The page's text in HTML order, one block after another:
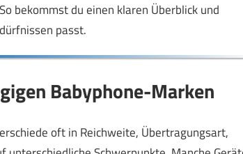
bekommst du einen klaren Überblick und
passt.
Babyphone-Marken
oft in Reichweite, Übertragungsart,